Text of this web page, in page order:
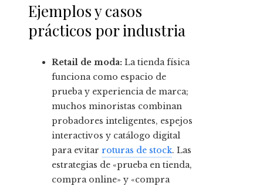
Ejemplos y casos
prácticos por industria
Retail de moda: La tienda física
funciona como espacio de
prueba y experiencia de marca;
muchos minoristas combinan
probadores inteligentes, espejos
interactivos y catálogo digital
para evitar roturas de stock. Las
estrategias de «prueba en tienda,
compra online» y «compra